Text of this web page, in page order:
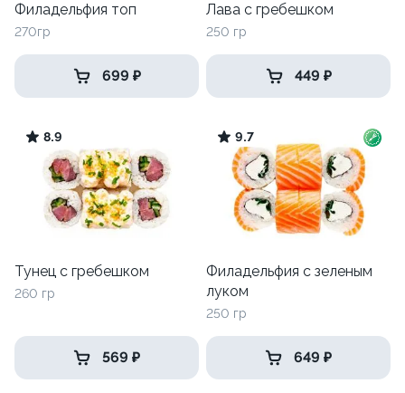
Филадельфия топ
270гр
699 ₽
Лава с гребешком
250 гр
449 ₽
8.9
Тунец с гребешком
260 гр
569 ₽
9.7
Филадельфия с зеленым
луком
250 гр
649 ₽